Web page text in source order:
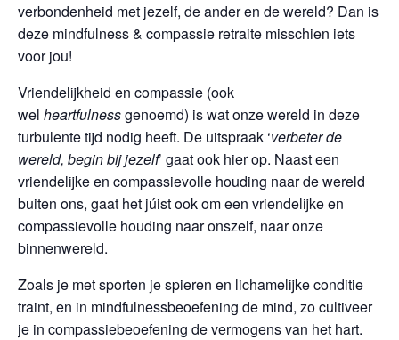
verbondenheid met jezelf, de ander en de wereld? Dan is
deze mindfulness & compassie retraite misschien iets
voor jou!
Vriendelijkheid en compassie (ook
wel heartfulnessgenoemd) is wat onze wereld in deze
turbulente tijd nodig heeft. De uitspraak ‘verbeter de
wereld, begin bij jezelf’ gaat ook hier op. Naast een
vriendelijke en compassievolle houding naar de wereld
buiten ons, gaat het júist ook om een vriendelijke en
compassievolle houding naar onszelf, naar onze
binnenwereld.
Zoals je met sporten je spieren en lichamelijke conditie
traint, en in mindfulnessbeoefening de mind, zo cultiveer
je in compassiebeoefening de vermogens van het hart.